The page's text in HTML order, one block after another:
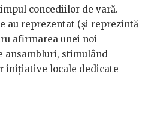
concediilor de vară.
au reprezentat (și reprezintă
afirmarea unei noi
ansambluri, stimulând
inițiative locale dedicate